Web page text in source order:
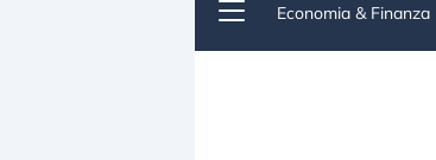
Economia & Finanza